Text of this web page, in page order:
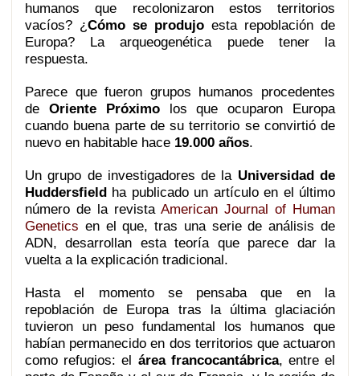
humanos que recolonizaron estos territorios
vacíos? ¿Cómo se produjo esta repoblación de
Europa? La arqueogenética puede tener la
respuesta.
Parece que fueron grupos humanos procedentes
de Oriente Próximolos que ocuparon Europa
cuando buena parte de su territorio se convirtió de
nuevo en habitable hace 19.000 años.
Un grupo de investigadores de la Universidad de
Huddersfield ha publicado un artículo en el último
número de la revistaAmerican Journal of Human
Genetics en el que, tras una serie de análisis de
ADN, desarrollan esta teoría que parece dar la
vuelta a la explicación tradicional.
Hasta el momento se pensaba que en la
repoblación de Europa tras la última glaciación
tuvieron un peso fundamental los humanos que
habían permanecido en dos territorios que actuaron
como refugios: el área francocantábrica, entre el